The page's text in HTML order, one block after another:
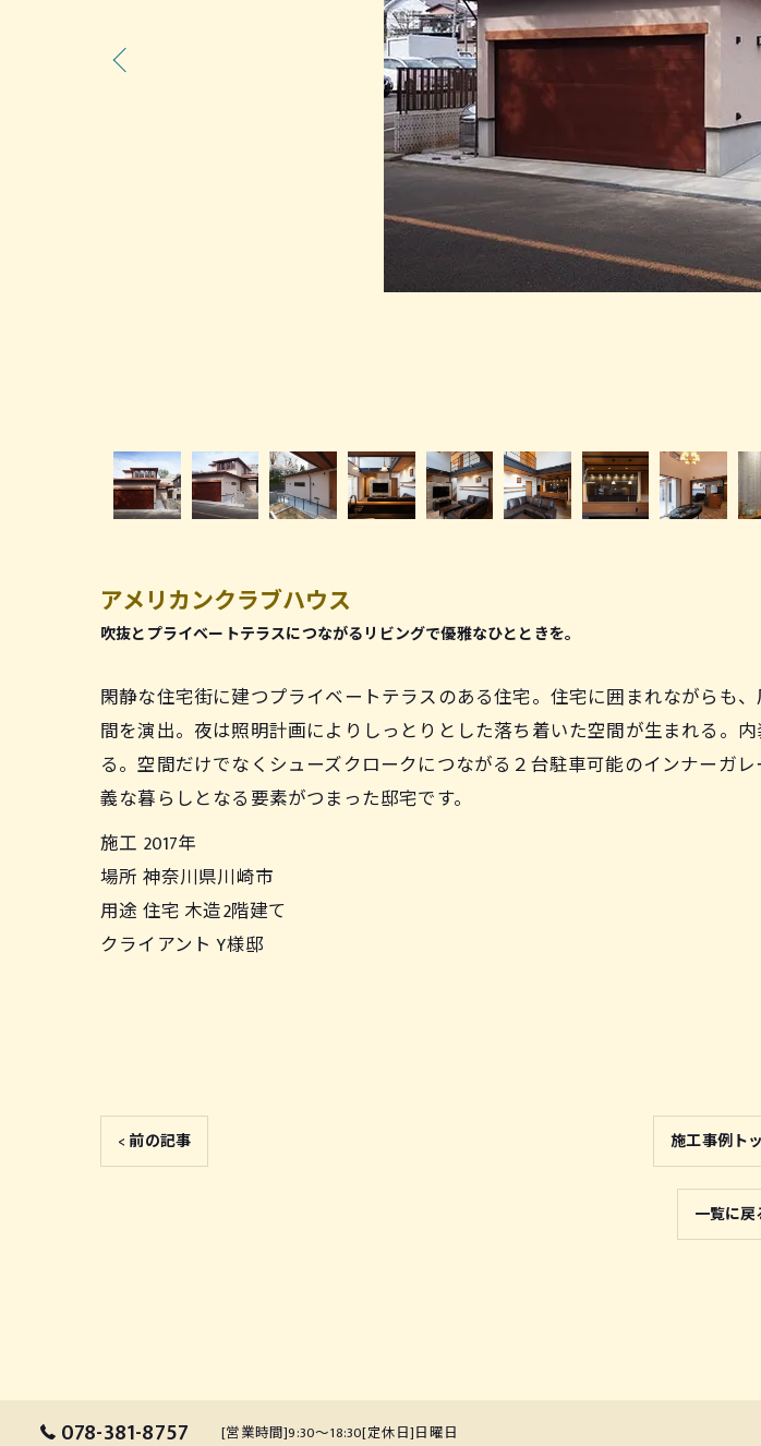
アメリカンクラブハウス
吹抜とプライベートテラスにつながるリビングで優雅なひとときを。
閑静な住宅街に建つプライベートテラスのある住宅。住宅に囲まれながらも
間を演出。夜は照明計画によりしっとりとした落ち着いた空間が生まれる。
る。空間だけでなくシューズクロークにつながる２台駐車可能のインナーガ
義な暮らしとなる要素がつまった邸宅です。
施工 2017年
場所 神奈川県川崎市
用途 住宅 木造2階建て
クライアント Y様邸
< 前の記事 施工事例ト
一覧に戻
078-381-8757 [営業時間]9:30～18:30[定休日]日曜日